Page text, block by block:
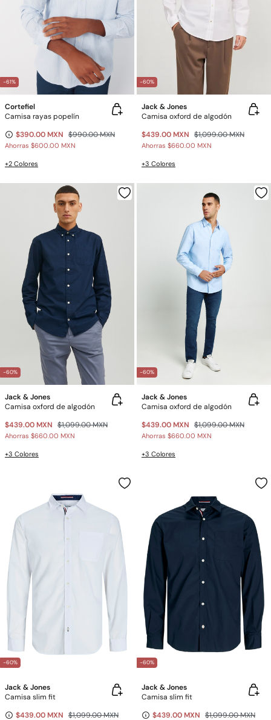
-61%
Cortefiel
Camisa rayas popelín
$390.00 MXN $990.00 MXN
Ahorras $600.00 MXN
+2 Colores
-60%
Jack & Jones
Camisa oxford de algodón
$439.00 MXN $1,099.00 MXN
Ahorras $660.00 MXN
+3 Colores
-60%
Jack & Jones
Camisa oxford de algodón
$439.00 MXN $1,099.00 MXN
Ahorras $660.00 MXN
+3 Colores
-60%
Jack & Jones
Camisa oxford de algodón
$439.00 MXN $1,099.00 MXN
Ahorras $660.00 MXN
+3 Colores
-60%
Jack & Jones
Camisa slim fit
$439.00 MXN $1,099.00 MXN
-60%
Jack & Jones
Camisa slim fit
$439.00 MXN $1,099.00 MXN